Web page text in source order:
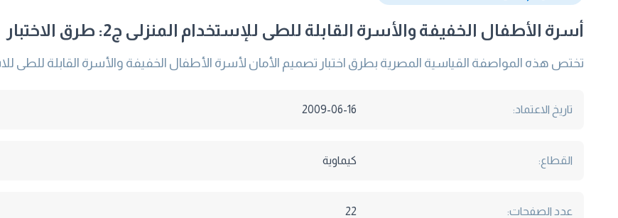
أسرة الأطفال الخفيفة والأسرة القابلة للطى للإستخدام المنزلى ج2: طرق الاختبار
تختص هذه المواصفة القياسية المصرية بطرق اختبار تصميم الأمان لأسرة الأطفال الخفيفة والأسرة القابلة للطى
تاريخ الاعتماد: 2009-06-16
القطاع: كيماوية
عدد الصفحات: 22